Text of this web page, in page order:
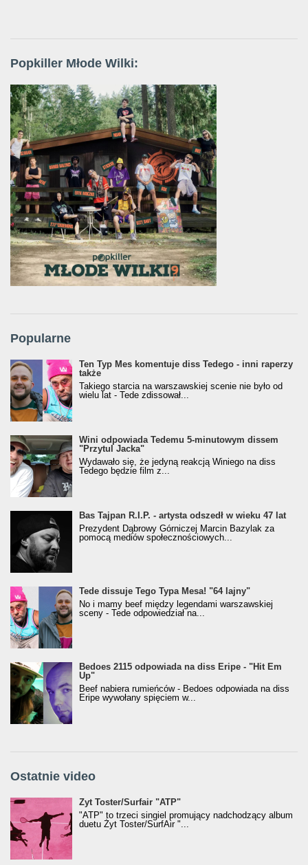
Popkiller Młode Wilki:
Popularne
Ten Typ Mes komentuje diss Tedego - inni raperzy
także
Takiego starcia na warszawskiej scenie nie było od
wielu lat - Tede zdissował...
Wini odpowiada Tedemu 5-minutowym dissem
"Przytul Jacka"
Wydawało się, że jedyną reakcją Winiego na diss
Tedego będzie film z...
Bas Tajpan R.I.P. - artysta odszedł w wieku 47 lat
Prezydent Dąbrowy Górniczej Marcin Bazylak za
pomocą mediów społecznościowych...
Tede dissuje Tego Typa Mesa! "64 lajny"
No i mamy beef między legendami warszawskiej
sceny - Tede odpowiedział na...
Bedoes 2115 odpowiada na diss Eripe - "Hit Em
Up"
Beef nabiera rumieńców - Bedoes odpowiada na diss
Eripe wywołany spięciem w...
Ostatnie video
Żyt Toster/SurfAir - ATP VIDEO
Żyt Toster/Surfair "ATP"
"ATP" to trzeci singiel promujący nadchodzący album
duetu Żyt Toster/SurfAir "...